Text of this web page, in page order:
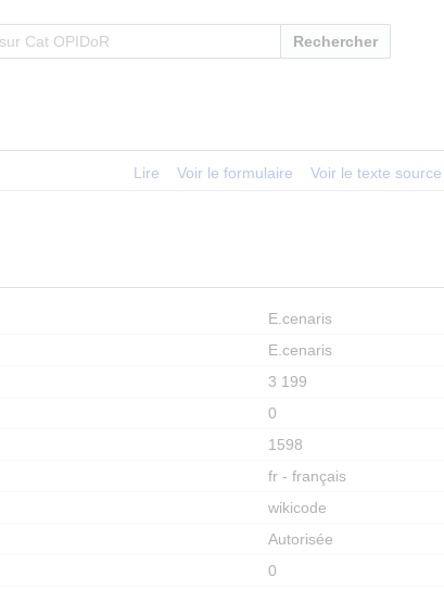
Rechercher
Lire Voir le formulaire Voir le texte source
E.cenaris
E.cenaris
3 199
0
1598
fr - français
wikicode
Autorisée
0